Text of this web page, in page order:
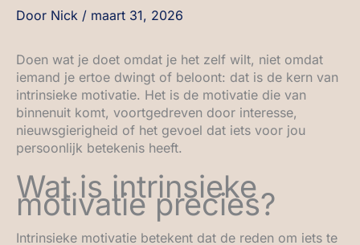
Door Nick / maart 31, 2026
Doen wat je doet omdat je het zelf wilt, niet omdat
iemand je ertoe dwingt of beloont: dat is de kern van
intrinsieke motivatie. Het is de motivatie die van
binnenuit komt, voortgedreven door interesse,
nieuwsgierigheid of het gevoel dat iets voor jou
persoonlijk betekenis heeft.
Wat is intrinsieke
motivatie precies?
Intrinsieke motivatie betekent dat de reden om iets te